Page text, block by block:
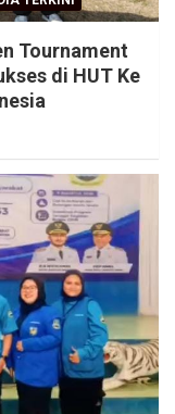
Tournament
di HUT Ke